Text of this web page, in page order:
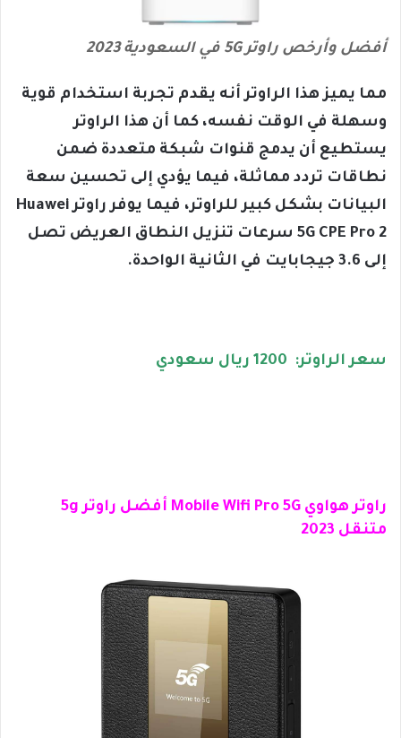
أفضل وأرخص راوتر 5G في السعودية 2023
مما يميز هذا الراوتر أنه يقدم تجربة استخدام قوية
وسهلة في الوقت نفسه، كما أن هذا الراوتر
يستطيع أن يدمج قنوات شبكة متعددة ضمن
نطاقات تردد مماثلة، فيما يؤدي إلى تحسين سعة
البيانات بشكل كبير للراوتر، فيما يوفر راوتر Huawei
5G CPE Pro 2 سرعات تنزيل النطاق العريض تصل
إلى 3.6 جيجابايت في الثانية الواحدة.
سعر الراوتر: 1200 ريال سعودي
راوتر هواوي Mobile Wifi Pro 5G أفضل راوتر 5g
متنقل 2023